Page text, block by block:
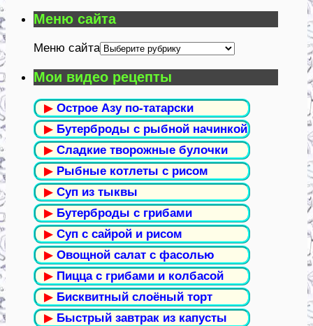
Меню сайта
Меню сайта
Мои видео рецепты
▶ Острое Азу по-татарски
▶ Бутерброды с рыбной начинкой
▶ Сладкие творожные булочки
▶ Рыбные котлеты с рисом
▶ Суп из тыквы
▶ Бутерброды с грибами
▶ Суп с сайрой и рисом
▶ Овощной салат с фасолью
▶ Пицца с грибами и колбасой
▶ Бисквитный слоёный торт
▶ Быстрый завтрак из капусты